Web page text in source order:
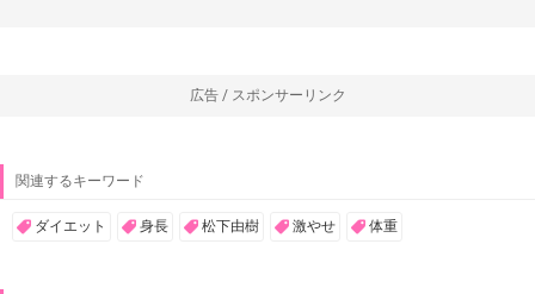
広告 / スポンサーリンク
関連するキーワード
ダイエット 身長 松下由樹 激やせ 体重